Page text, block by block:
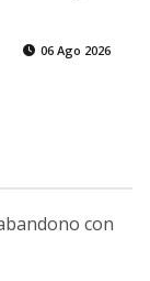
06 Ago 2026
con